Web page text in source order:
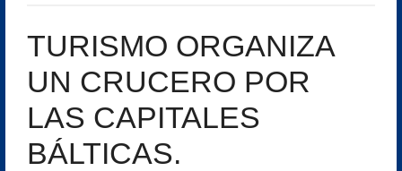
TURISMO ORGANIZA
UN CRUCERO POR
LAS CAPITALES
BÁLTICAS.